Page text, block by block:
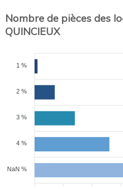
Nombre de pièces des
QUINCIEUX
1 %
2 %
3 %
4 %
NaN %